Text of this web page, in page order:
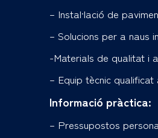
– Instal·lació de
– Solucions per a naus
-Materials de qualitat i
– Equip tècnic
Informació pràctica:
– Pressupostos